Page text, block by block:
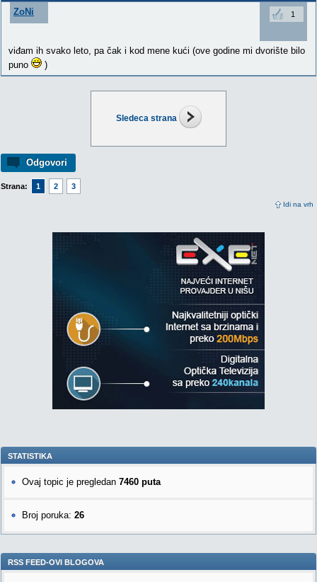
Sledeca strana
Odgovori
Strana: 1 2 3
Idi na vrh
ZoNi 1
viđam ih svako leto, pa čak i kod mene kući (ove godine mi dvorište bilo
puno
)
STATISTIKA
Ovaj topic je pregledan 7460 puta
Broj poruka: 26
RSS FEED-OVI BLOGOVA